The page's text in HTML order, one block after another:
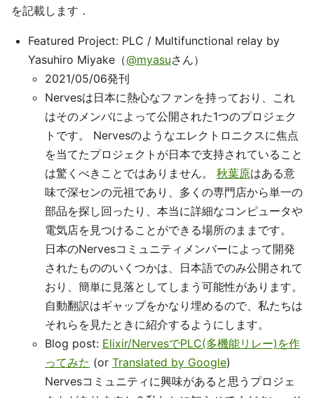
を記載します．
Featured Project: PLC / Multifunctional relay by
Yasuhiro Miyake（@myasuさん）
2021/05/06発刊
Nervesは日本に熱心なファンを持っており、これ
はそのメンバによって公開された1つのプロジェク
トです。 Nervesのようなエレクトロニクスに焦点
を当てたプロジェクトが日本で支持されていること
は驚くべきことではありません。 秋葉原はある意
味で深センの元祖であり、多くの専門店から単一の
部品を探し回ったり、本当に詳細なコンピュータや
電気店を見つけることができる場所のままです。
日本のNervesコミュニティメンバーによって開発
されたもののいくつかは、日本語でのみ公開されて
おり、簡単に見落としてしまう可能性があります。
自動翻訳はギャップをかなり埋めるので、私たちは
それらを見たときに紹介するようにします。
Blog post: Elixir/NervesでPLC(多機能リレー)を作
ってみた (or Translated by Google)
Nervesコミュニティに興味があると思うプロジェ